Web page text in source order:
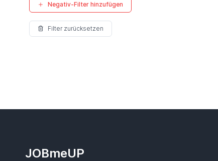
Negativ-Filter hinzufügen
Filter zurücksetzen
JOBmeUP